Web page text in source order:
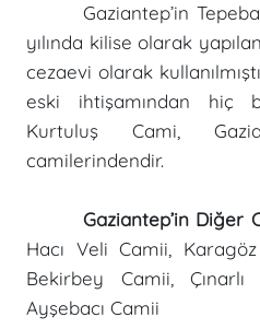
Gaziantep’in
yılında kilise olarak
cezaevi olarak
eski ihtişamından hiç
Kurtuluş Cami,
camilerindendir.
Gaziantep’in Diğer
Hacı Veli Camii, Karagöz
Bekirbey Camii,
Ayşebacı Camii